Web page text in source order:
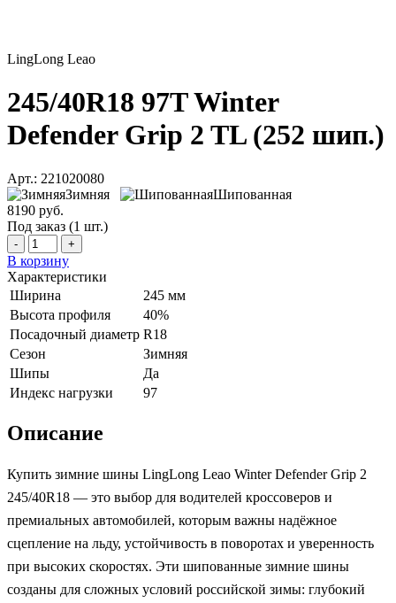
LingLong Leao
245/40R18 97T Winter
Defender Grip 2 TL (252 шип.)
Арт.: 221020080
Зимняя
Шипованная
8190 руб.
Под заказ (1 шт.)
- +
В корзину
Характеристики
Ширина
245 мм
Высота профиля
40%
Посадочный диаметр R18
Сезон
Зимняя
Шипы
Да
Индекс нагрузки
97
Описание
Купить зимние шины LingLong Leao Winter Defender Grip 2
245/40R18 — это выбор для водителей кроссоверов и
премиальных автомобилей, которым важны надёжное
сцепление на льду, устойчивость в поворотах и уверенность
при высоких скоростях. Эти шипованные зимние шины
созданы для сложных условий российской зимы: глубокий